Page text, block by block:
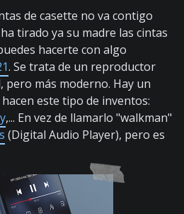
de casette no va contigo
tirado ya su madre las cintas
hacerte con algo
. Se trata de un reproductor
pero más moderno. Hay un
este tipo de inventos:
,... En vez de llamarlo "walkman"
(Digital Audio Player), pero es